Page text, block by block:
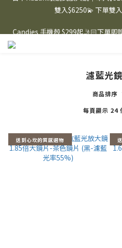
⸜ 8/1-8/31 ⸝  88購物節｜下單滿
雙入$6250💫 下單雙
🤍 iPhone 16 手機
滿$3000折$300 (排除
濾藍光
商品排序
每頁顯示 24
送到心坎的質感選物